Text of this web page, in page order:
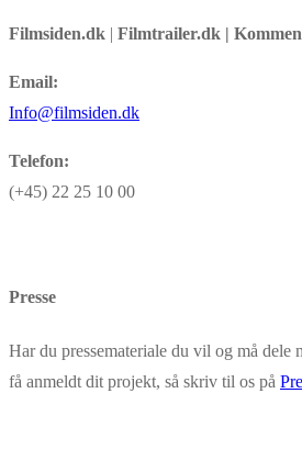
Filmsiden.dk | Filmtrailer.dk |
Email:
Info@filmsiden.dk
Telefon:
(+45) 22 25 10 00
Presse
Har du pressemateriale du vil og må dele
få anmeldt dit projekt, så skriv til os på